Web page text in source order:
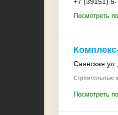
Посмотреть
Саянская
Строительные
Посмотреть